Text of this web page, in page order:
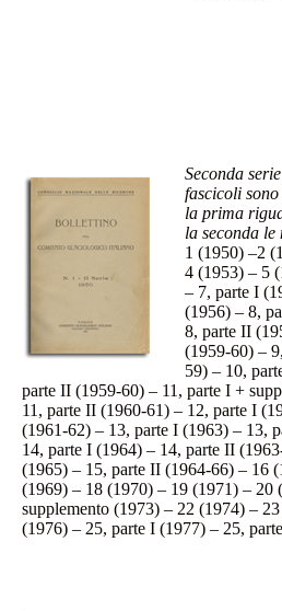
Seconda
fascicoli
la prima
la seconda le
1 (1950) –2
4 (1953) – 5
– 7, parte I
(1956) – 8,
8, parte II
(1959-60) –
59) – 10,
parte II (1959-60) – 11, parte I +
11, parte II (1960-61) – 12, parte I
(1961-62) – 13, parte I (1963) – 13,
14, parte I (1964) – 14, parte II
(1965) – 15, parte II (1964-66) – 16
(1969) – 18 (1970) – 19 (1971) – 20
supplemento (1973) – 22 (1974) –
(1976) – 25, parte I (1977) – 25,